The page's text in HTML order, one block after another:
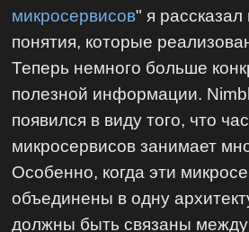
микросервисов" я
понятия, которые
Теперь немного больше
полезной информации.
появился в виду того, что
микросервисов занимает
Особенно, когда эти
объединены в одну
должны быть связаны